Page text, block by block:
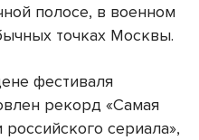
полосе, в военном
точках Москвы.
фестиваля
рекорд «Самая
сериала»,